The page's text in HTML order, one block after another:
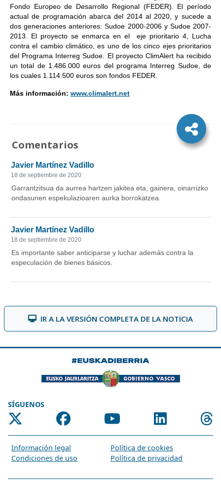
Fondo Europeo de Desarrollo Regional (FEDER). El período
actual de programación abarca del 2014 al 2020, y sucede a
dos generaciones anteriores: Sudoe 2000-2006 y Sudoe 2007-
2013. El proyecto se enmarca en el eje prioritario 4, Lucha
contra el cambio climático, es uno de los cinco ejes prioritarios
del Programa Interreg Sudoe. El proyecto ClimAlert ha recibido
un total de 1.486.000 euros del programa Interreg Sudoe, de
los cuales 1.114.500 euros son fondos FEDER.
Más información: www.climalert.net
Comentarios
IR A LA VERSIÓN COMPLETA DE LA NOTICIA
SÍGUENOS
Información legal
Política de cookies
Condiciones de uso
Política de privacidad